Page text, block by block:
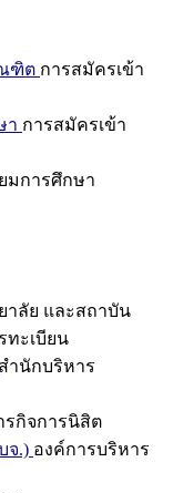
ฑิต การสมัครเข้า
า การสมัครเข้า
มการศึกษา
าลัย และสถาบัน
ทะเบียน
สำนักบริหาร
รกิจการนิสิต
จ.) องค์การบริหาร